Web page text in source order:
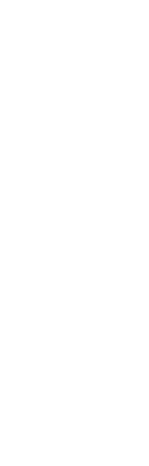
才會顯示相依工作。
更。